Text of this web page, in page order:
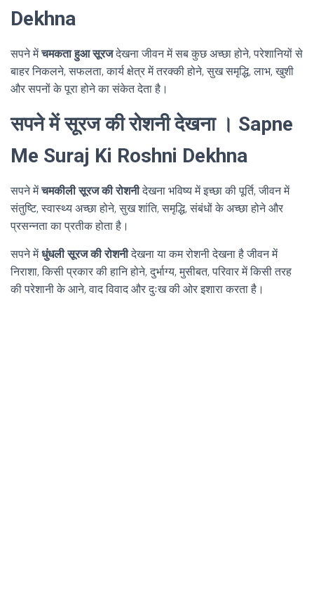
Dekhna
सपने मेंचमकता हुआ सूरजदेखना जीवन में सब कुछ अच्छा होने, परेशानियों से
बाहर निकलने, सफलता, कार्य क्षेत्र में तरक्की होने, सुख समृद्धि, लाभ, खुशी
और सपनों के पूरा होने का संकेत देता है।
सपने में सूरज की रोशनी देखना । Sapne
Me Suraj Ki Roshni Dekhna
सपने मेंचमकीली सूरज की रोशनीदेखना भविष्य में इच्छा की पूर्ति, जीवन में
संतुष्टि, स्वास्थ्य अच्छा होने, सुख शांति, समृद्धि, संबंधों के अच्छा होने और
प्रसन्नता का प्रतीक होता है।
सपने मेंधुंधली सूरज की रोशनीदेखना या कम रोशनी देखना है जीवन में
निराशा, किसी प्रकार की हानि होने, दुर्भाग्य, मुसीबत, परिवार में किसी तरह
की परेशानी के आने, वाद विवाद और दुःख की ओर इशारा करता है।